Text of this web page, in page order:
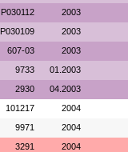
P030112 2003
P030109 2003
607-03 2003
9733 01.2003
2930 04.2003
101217 2004
9971 2004
3291 2004